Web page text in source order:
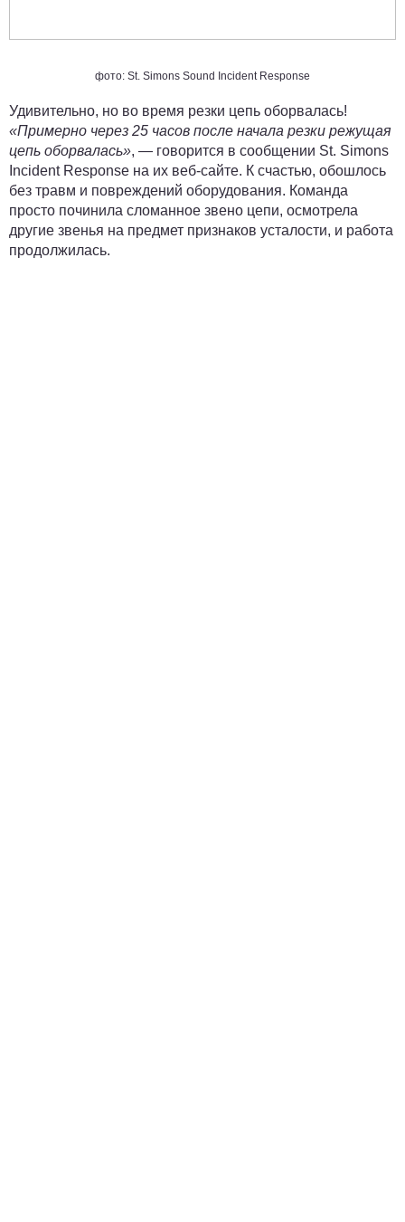
фото: St. Simons Sound Incident Response
Удивительно, но во время резки цепь оборвалась!
«Примерно через 25 часов после начала резки режущая
цепь оборвалась», — говорится в сообщении St. Simons
Incident Response на их веб-сайте. К счастью, обошлось
без травм и повреждений оборудования. Команда
просто починила сломанное звено цепи, осмотрела
другие звенья на предмет признаков усталости, и работа
продолжилась.